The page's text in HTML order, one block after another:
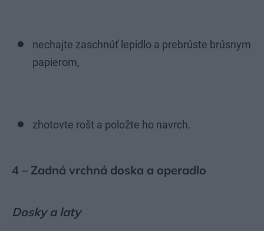
nechajte zaschnúť lepidlo a prebrúste brúsnym
papierom,
zhotovte rošt a položte ho navrch.
4 – Zadná vrchná doska a operadlo
Dosky a laty